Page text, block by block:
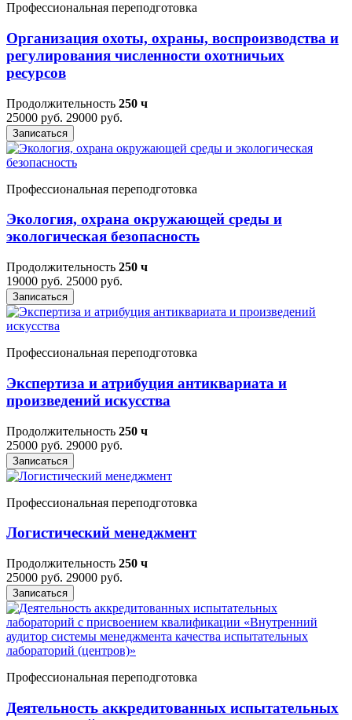
Профессиональная переподготовка
Организация охоты, охраны, воспроизводства и
регулирования численности охотничьих
ресурсов
Продолжительность 250 ч
25000 руб. 29000 руб.
Записаться
Профессиональная переподготовка
Экология, охрана окружающей среды и
экологическая безопасность
Продолжительность 250 ч
19000 руб. 25000 руб.
Записаться
Профессиональная переподготовка
Экспертиза и атрибуция антиквариата и
произведений искусства
Продолжительность 250 ч
25000 руб. 29000 руб.
Записаться
Профессиональная переподготовка
Логистический менеджмент
Продолжительность 250 ч
25000 руб. 29000 руб.
Записаться
Профессиональная переподготовка
Деятельность аккредитованных испытательных